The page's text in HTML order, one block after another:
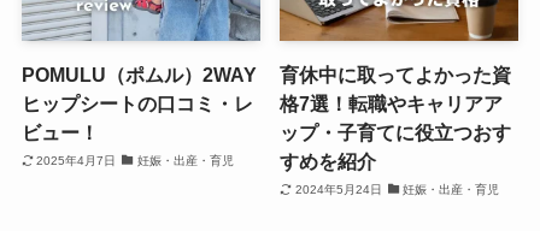
POMULU（ポムル）2WAY
ヒップシートの口コミ・レ
ビュー！
2025年4月7日 妊娠・出産・育児
育休中に取ってよかった資
格7選！転職やキャリアア
ップ・子育てに役立つおす
すめを紹介
2024年5月24日 妊娠・出産・育児